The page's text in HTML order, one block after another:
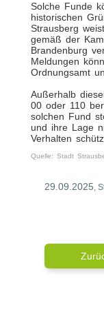
Solche Funde
historischen
Strausberg
gemäß der
Brandenburg
Meldungen
Ordnungsamt
Außerhalb
00 oder 110
solchen Fund
und ihre Lage
Verhalten
Quelle: Stadt
29.09.2025,